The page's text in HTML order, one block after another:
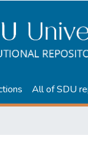
All of SDU